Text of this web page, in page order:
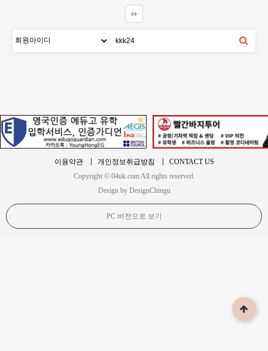
이용약관 개인정보취급방침
CONTACT US
Copyright © 04uk.com All rights reserved.
Design by DesignChingu
PC 버전으로 보기